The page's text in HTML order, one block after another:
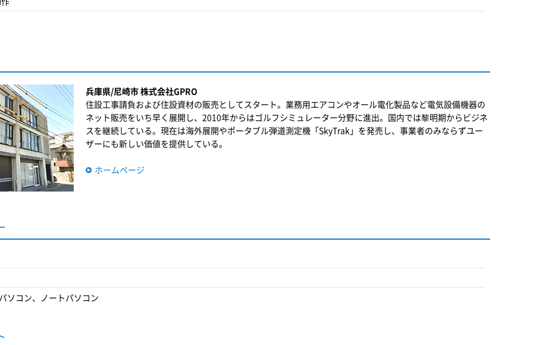
兵庫県/尼崎市 株式会社GPRO
住設工事請負および住設資材の販売としてスタート。業務用エアコンやオール電化製品など電気設備機器の
ネット販売をいち早く展開し、2010年からはゴルフシミュレーター分野に進出。国内では黎明期からビジネ
スを継続している。現在は海外展開やポータブル弾道測定機「SkyTrak」を発売し、事業者のみならずユー
ザーにも新しい価値を提供している。
ホームページ
ソコン、ノートパソコン